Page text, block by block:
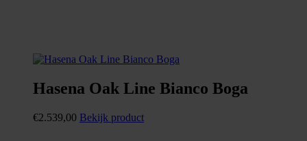
Hasena Oak Line Bianco Boga
€2.539,00 Bekijk product